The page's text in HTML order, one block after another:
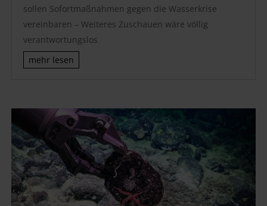
sollen Sofortmaßnahmen gegen die Wasserkrise
vereinbaren – Weiteres Zuschauen wäre völlig
verantwortungslos
mehr lesen